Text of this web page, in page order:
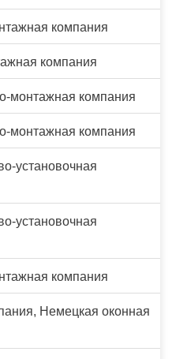
компания
компания
монтажная компания
монтажная компания
установочная
установочная
компания
Немецкая оконная